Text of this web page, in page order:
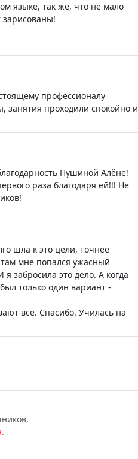
языке, так же, что не мало
зарисованы!
профессионалу
занятия проходили спокойно и
Пушиной Алёне!
раза благодаря ей!!! Не
шла к это цели, точнее
там мне попался ужасный
забросила это дело. А когда
только один вариант -
все. Спасибо. Училась на